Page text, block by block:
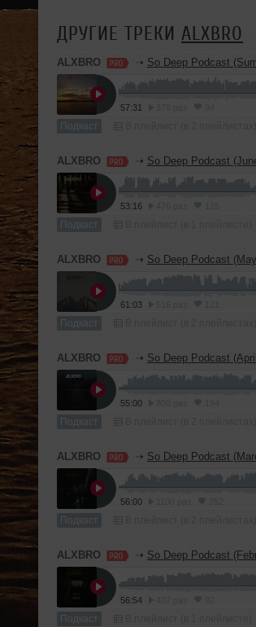
ДРУГИЕ ТРЕКИ ALXBRO
ALXBRO ➝ So Deep Podcast
57:31
Подкаст
ALXBRO ➝ So Deep Podcast
53:16
Подкаст
ALXBRO ➝ So Deep Podcast
61:03
Подкаст
ALXBRO ➝ So Deep Podcast
55:00
Подкаст
ALXBRO ➝ So Deep Podcast
56:00
Подкаст
ALXBRO ➝ So Deep Podcast
56:54
Подкаст